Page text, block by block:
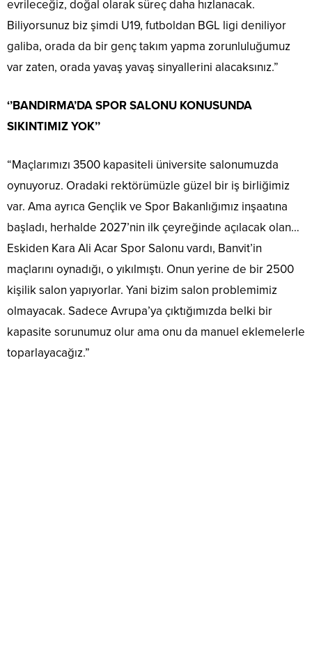
evrileceğiz, doğal olarak süreç daha hızlanacak.
Biliyorsunuz biz şimdi U19, futboldan BGL ligi deniliyor
galiba, orada da bir genç takım yapma zorunluluğumuz
var zaten, orada yavaş yavaş sinyallerini alacaksınız.”
‘’BANDIRMA’DA SPOR SALONU KONUSUNDA
SIKINTIMIZ YOK’’
“Maçlarımızı 3500 kapasiteli üniversite salonumuzda
oynuyoruz. Oradaki rektörümüzle güzel bir iş birliğimiz
var. Ama ayrıca Gençlik ve Spor Bakanlığımız inşaatına
başladı, herhalde 2027’nin ilk çeyreğinde açılacak olan…
Eskiden Kara Ali Acar Spor Salonu vardı, Banvit’in
maçlarını oynadığı, o yıkılmıştı. Onun yerine de bir 2500
kişilik salon yapıyorlar. Yani bizim salon problemimiz
olmayacak. Sadece Avrupa’ya çıktığımızda belki bir
kapasite sorunumuz olur ama onu da manuel eklemelerle
toparlayacağız.”